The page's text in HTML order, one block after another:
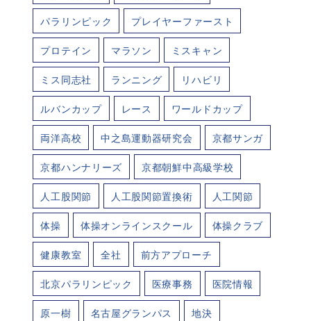
パラリンピック プレイヤーファースト
プロテイン マラソン ミスキャン
ミス同志社 ランニング リハビリ
ルバンカップ レース ワールドカップ
両洋高校 中之島運動器研究会 京都サンガ
京都ハンナリーズ 京都朝鮮中高級学校
人工股関節 人工股関節置換術 人工関節
体操 体操オンラインスクール 体操クラブ
健康教室 全社 前方アプローチ
北京パラリンピック 医療事務 医院情報
原一樹 名古屋グランパス 地決